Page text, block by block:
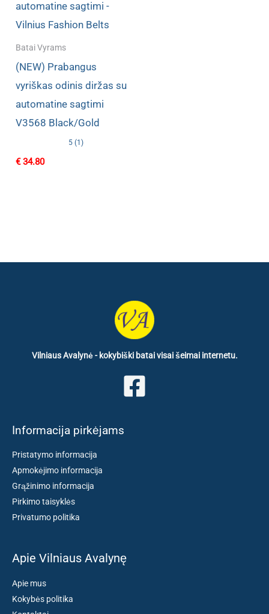
Batai Vyrams
(NEW) Prabangus
vyriškas odinis diržas su
automatine sagtimi
V3568 Black/Gold
5 (1)
€34.80
Vilniaus Avalynė - kokybiški batai visai šeimai internetu.
Informacija pirkėjams
Pristatymo informacija
Apmokėjimo informacija
Grąžinimo informacija
Pirkimo taisyklės
Privatumo politika
Apie Vilniaus Avalynę
Apie mus
Kokybės politika